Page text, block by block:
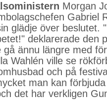
Morgan
Gabriel
glädje över beslutet.
deklarerade den
gå ännu längre med
Wahlén ville se
och på
man kan
det har verkligen